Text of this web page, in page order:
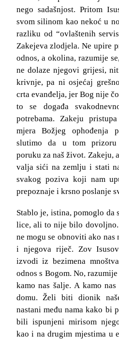
nego sadašnjost. Pritom
svom silinom kao nekoć u
razliku od “ovlaštenih
Zakejeva zlodjela. Ne upire
odnos, a okolina, razumije
ne dolaze njegovi grijesi,
krivnje, pa ni osjećaj
crta evanđelja, jer Bog nije
to se događa
potrebama. Zakeju
mjera Božjeg ophođenja
slutimo da u tom prizoru
poruku za naš život. Zakeju,
valja sići na zemlju i stati
svakog poziva koji nam
prepoznaje i krsno poslanje
Stablo je, istina, pomoglo da
lice, ali to nije bilo dovoljno.
ne mogu se obnoviti ako nas
i njegova riječ. Zov
izvodi iz bezimena
odnos s Bogom. No,
kamo nas šalje. A kamo nas
domu. Želi biti dionik
nastani među nama kako bi
bili ispunjeni mirisom
kao i na drugim mjestima u